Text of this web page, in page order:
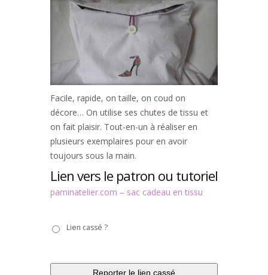
Facile, rapide, on taille, on coud on
décore… On utilise ses chutes de tissu et
on fait plaisir. Tout-en-un à réaliser en
plusieurs exemplaires pour en avoir
toujours sous la main.
Lien vers le patron ou tutoriel
paminatelier.com – sac cadeau en tissu
casséLien cassé ?